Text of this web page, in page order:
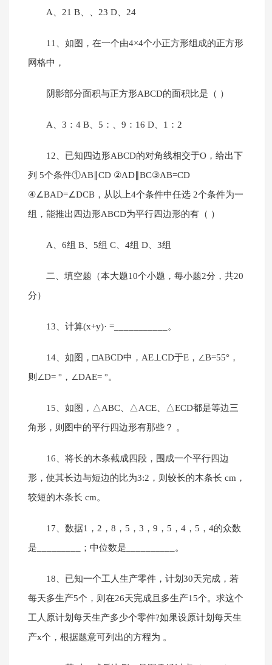
A、21 B、、23 D、24
11、如图，在一个由4×4个小正方形组成的正方形
网格中，
阴影部分面积与正方形ABCD的面积比是（ ）
A、3：4 B、5：、9：16 D、1：2
12、已知四边形ABCD的对角线相交于O，给出下
列 5个条件①AB∥CD ②AD∥BC③AB=CD
④∠BAD=∠DCB，从以上4个条件中任选 2个条件为一
组，能推出四边形ABCD为平行四边形的有（ ）
A、6组 B、5组 C、4组 D、3组
二、填空题（本大题10个小题，每小题2分，共20
分）
13、计算(x+y)· =___________。
14、如图，□ABCD中，AE⊥CD于E，∠B=55°，
则∠D= °，∠DAE= °。
15、如图，△ABC、△ACE、△ECD都是等边三
角形，则图中的平行四边形有那些？ 。
16、将长的木条截成四段，围成一个平行四边
形，使其长边与短边的比为3:2，则较长的木条长 cm，
较短的木条长 cm。
17、数据1，2，8，5，3，9，5，4，5，4的众数
是_________；中位数是__________。
18、已知一个工人生产零件，计划30天完成，若
每天多生产5个，则在26天完成且多生产15个。求这个
工人原计划每天生产多少个零件?如果设原计划每天生
产x个，根据题意可列出的方程为 。